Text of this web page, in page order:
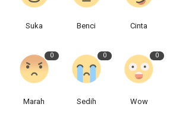
Suka Benci Cinta
0
Marah
0
Sedih
0
Wow